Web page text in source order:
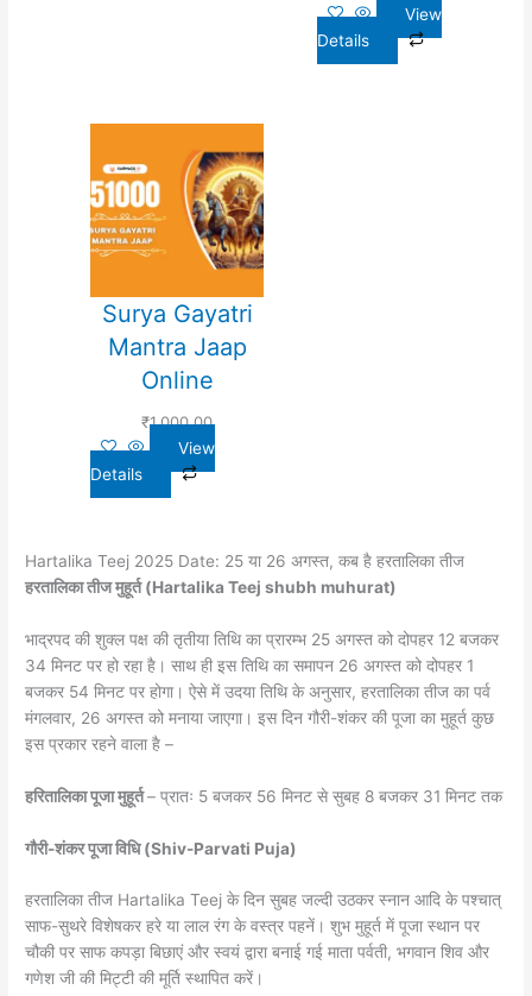
View
Details
Surya Gayatri
Mantra Jaap
Online
₹1,000.00
View
Details
Hartalika Teej 2025 Date: 25 या 26 अगस्त, कब है हरतालिका तीज
हरतालिका तीज मुहूर्त (Hartalika Teej shubh muhurat)
भाद्रपद की शुक्ल पक्ष की तृतीया तिथि का प्रारम्भ 25 अगस्त को दोपहर 12 बजकर
34 मिनट पर हो रहा है। साथ ही इस तिथि का समापन 26 अगस्त को दोपहर 1
बजकर 54 मिनट पर होगा। ऐसे में उदया तिथि के अनुसार, हरतालिका तीज का पर्व
मंगलवार, 26 अगस्त को मनाया जाएगा। इस दिन गौरी-शंकर की पूजा का मुहूर्त कुछ
इस प्रकार रहने वाला है –
हरितालिका पूजा मुहूर्त– प्रातः 5 बजकर 56 मिनट से सुबह 8 बजकर 31 मिनट तक
गौरी-शंकर पूजा विधि (Shiv-Parvati Puja)
हरतालिका तीज Hartalika Teej के दिन सुबह जल्दी उठकर स्नान आदि के पश्चात्
साफ-सुथरे विशेषकर हरे या लाल रंग के वस्त्र पहनें। शुभ मुहूर्त में पूजा स्थान पर
चौकी पर साफ कपड़ा बिछाएं और स्वयं द्वारा बनाई गई माता पर्वती, भगवान शिव और
गणेश जी की मिट्टी की मूर्ति स्थापित करें।